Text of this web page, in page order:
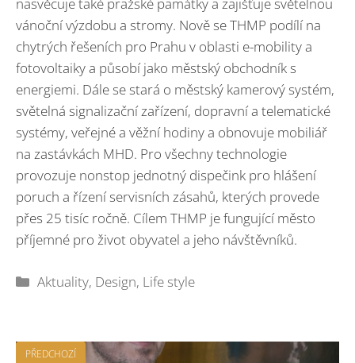
vánoční výzdobu a stromy. Nově se THMP podílí na
chytrých řešeních pro Prahu v oblasti e-mobility a
fotovoltaiky a působí jako městský obchodník s
energiemi. Dále se stará o městský kamerový systém,
světelná signalizační zařízení, dopravní a telematické
systémy, veřejné a věžní hodiny a obnovuje mobiliář
na zastávkách MHD. Pro všechny technologie
provozuje nonstop jednotný dispečink pro hlášení
poruch a řízení servisních zásahů, kterých provede
přes 25 tisíc ročně. Cílem THMP je fungující město
příjemné pro život obyvatel a jeho návštěvníků.
Rubriky
Aktuality, Design, Life style
PŘEDCHOZÍ